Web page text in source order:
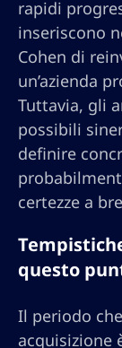
rapidi
inseriscono
Cohen di
un’azienda
Tuttavia, gli
possibili
definire
certezze a
questo
Il periodo
acquisizione